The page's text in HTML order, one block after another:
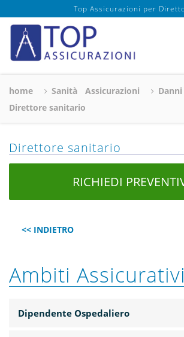
Top Assicurazioni per
home Sanità Assicurazioni
Direttore sanitario
Direttore sanitario
RICHIEDI
<< INDIETRO
Ambiti Assicurativi
Dipendente Ospedaliero